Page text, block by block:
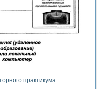
практикума